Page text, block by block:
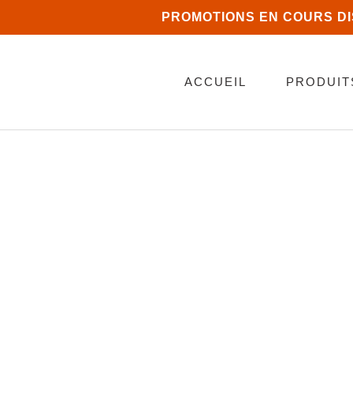
PROMOTIONS EN COURS
ACCUEIL